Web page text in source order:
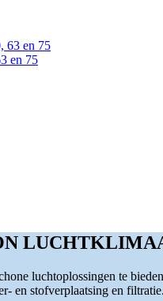
en 75
luchtoplossingen te
en stofverplaatsing en filtratie.